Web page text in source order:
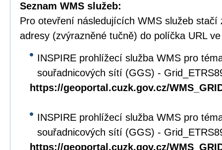
Seznam WMS služeb:
Pro otevření následujících WMS služeb
adresy (zvýrazněné tučně) do políčka URL
INSPIRE prohlížecí služba WMS pro
souřadnicových sítí (GGS) -
https://geoportal.cuzk.gov.cz/
INSPIRE prohlížecí služba WMS pro
souřadnicových sítí (GGS) -
https://geoportal.cuzk.gov.cz/